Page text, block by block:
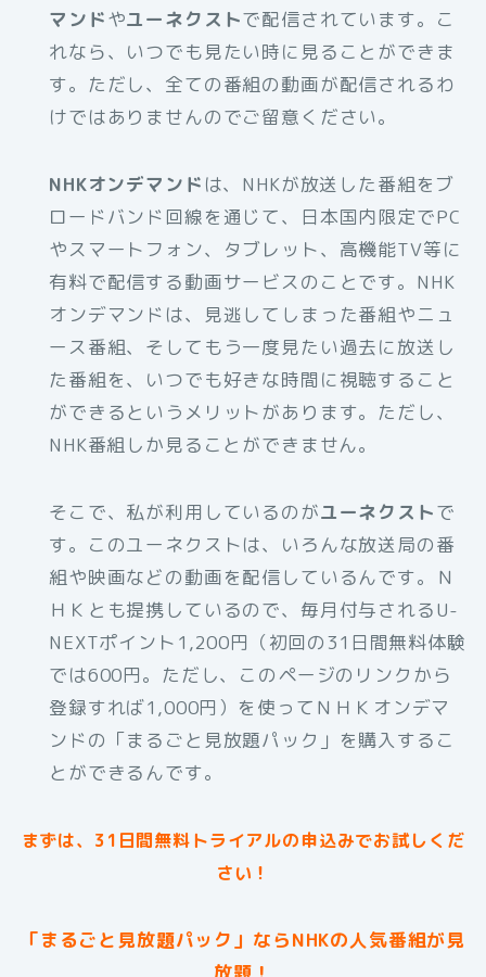
マンドやユーネクストで配信されています。こ
れなら、いつでも見たい時に見ることができま
す。ただし、全ての番組の動画が配信されるわ
けではありませんのでご留意ください。
NHKオンデマンド は、NHKが放送した番組をブ
ロードバンド回線を通じて、日本国内限定でPC
やスマートフォン、タブレット、高機能TV等に
有料で配信する動画サービスのことです。NHK
オンデマンドは、見逃してしまった番組やニュ
ース番組、そしてもう一度見たい過去に放送し
た番組を、いつでも好きな時間に視聴すること
ができるというメリットがあります。ただし、
NHK番組しか見ることができません。
そこで、私が利用しているのがユーネクストで
す。このユーネクストは、いろんな放送局の番
組や映画などの動画を配信しているんです。Ｎ
ＨＫとも提携しているので、毎月付与されるU-
NEXTポイント1,200円（初回の31日間無料体験
では600円。ただし、このページのリンクから
登録すれば1,000円）を使ってＮＨＫオンデマ
ンドの「まるごと見放題パック」を購入するこ
とができるんです。
まずは、31日間無料トライアルの申込みでお試しくだ
さい！
「まるごと見放題パック」ならNHKの人気番組が見
放題！